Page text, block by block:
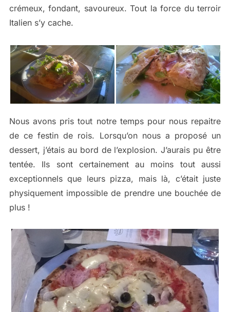
crémeux, fondant, savoureux. Tout la force du terroir
Italien s’y cache.
Nous avons pris tout notre temps pour nous repaitre
de ce festin de rois. Lorsqu’on nous a proposé un
dessert, j’étais au bord de l’explosion. J’aurais pu être
tentée. Ils sont certainement au moins tout aussi
exceptionnels que leurs pizza, mais là, c’était juste
physiquement impossible de prendre une bouchée de
plus !